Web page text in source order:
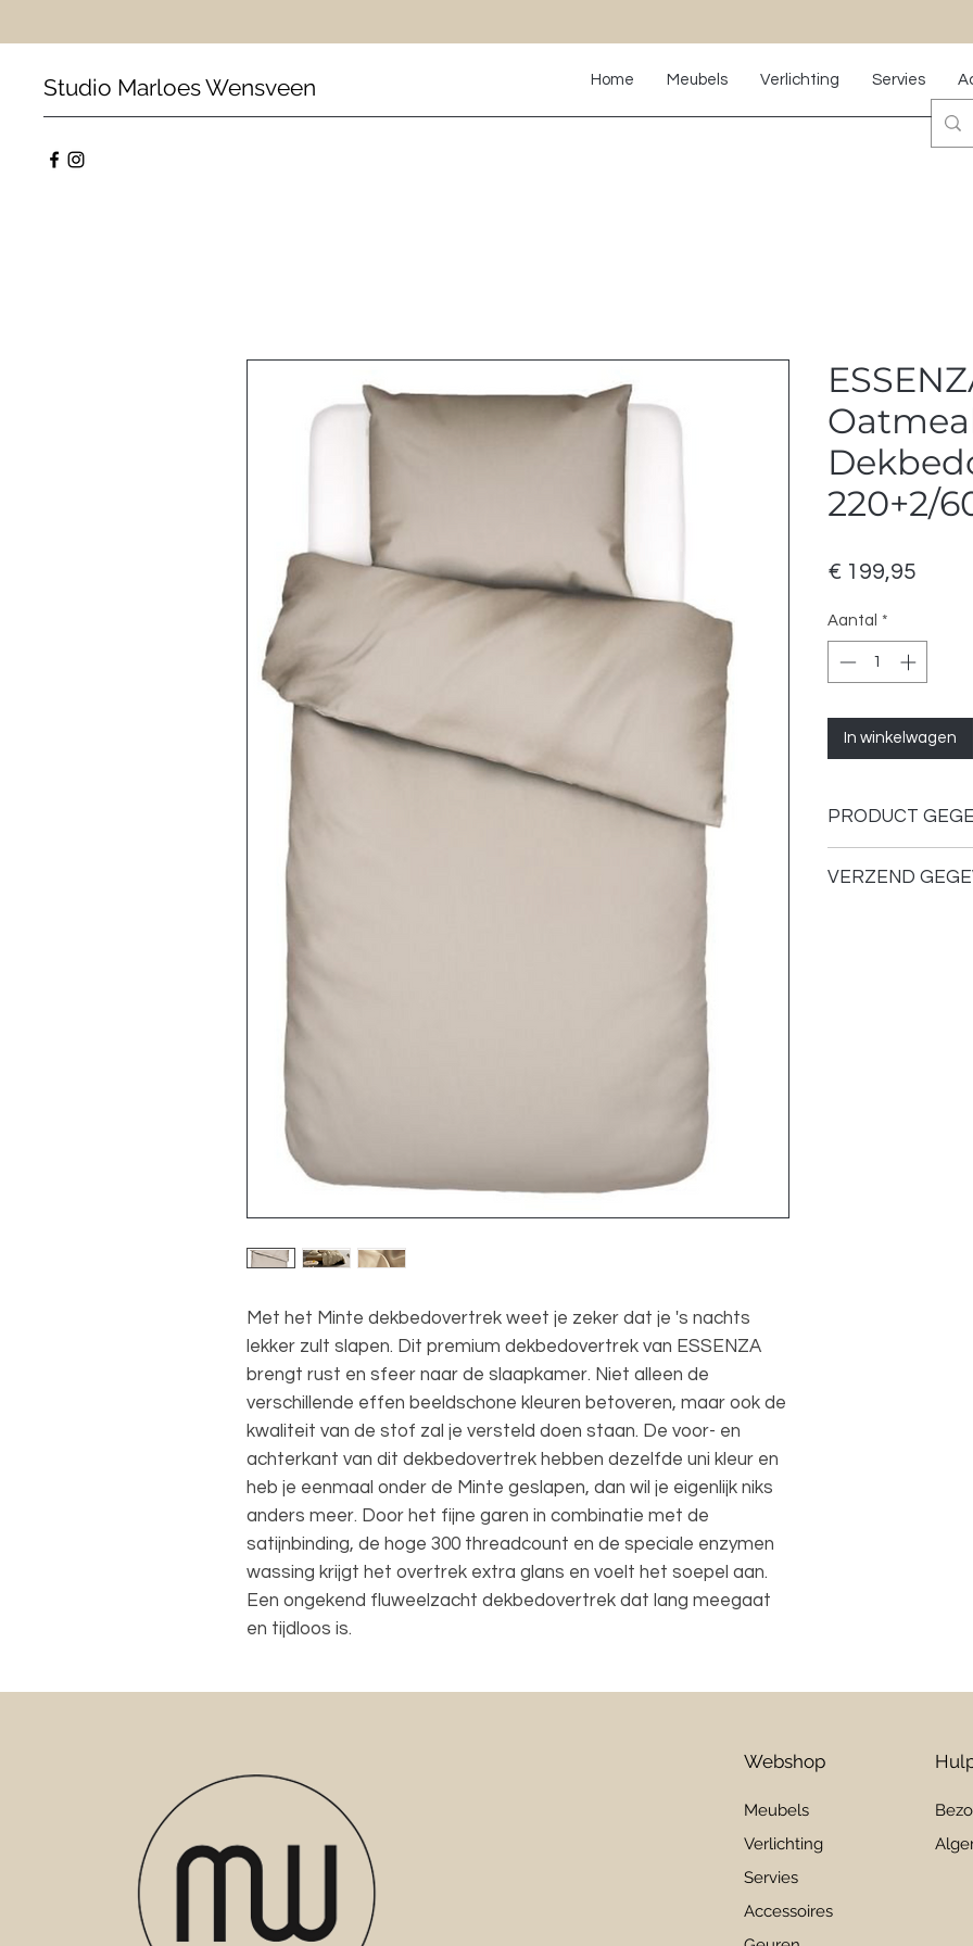
Studio Marloes Wensveen Home Meubels Verlichting Servies
Met het Minte dekbedovertrek weet je zeker dat je 's nachts
lekker zult slapen. Dit premium dekbedovertrek van ESSENZA
brengt rust en sfeer naar de slaapkamer. Niet alleen de
verschillende effen beeldschone kleuren betoveren, maar ook de
kwaliteit van de stof zal je versteld doen staan. De voor- en
achterkant van dit dekbedovertrek hebben dezelfde uni kleur en
heb je eenmaal onder de Minte geslapen, dan wil je eigenlijk niks
anders meer. Door het fijne garen in combinatie met de
satijnbinding, de hoge 300 threadcount en de speciale enzymen
wassing krijgt het overtrek extra glans en voelt het soepel aan.
Een ongekend fluweelzacht dekbedovertrek dat lang meegaat
en tijdloos is.
220+2/
€ 199,95
Aantal *
In winkelwagen
PRODUCT
Afmetingen:
VERZEND
Webshop
Meubels
Verlichting
Servies
Accessoires